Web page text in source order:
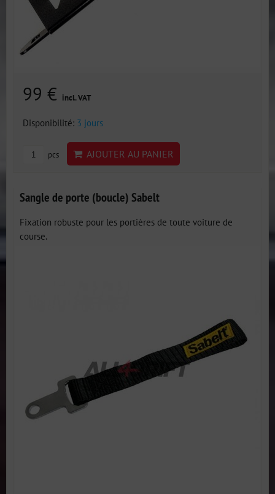
99 € incl. VAT
Disponibilité: 3 jours
pcs AJOUTER AU PANIER
Sangle de porte (boucle) Sabelt
Fixation robuste pour les portières de toute voiture de
course.